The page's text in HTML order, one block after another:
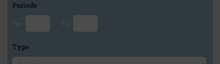
Periode
Fra Til
Type